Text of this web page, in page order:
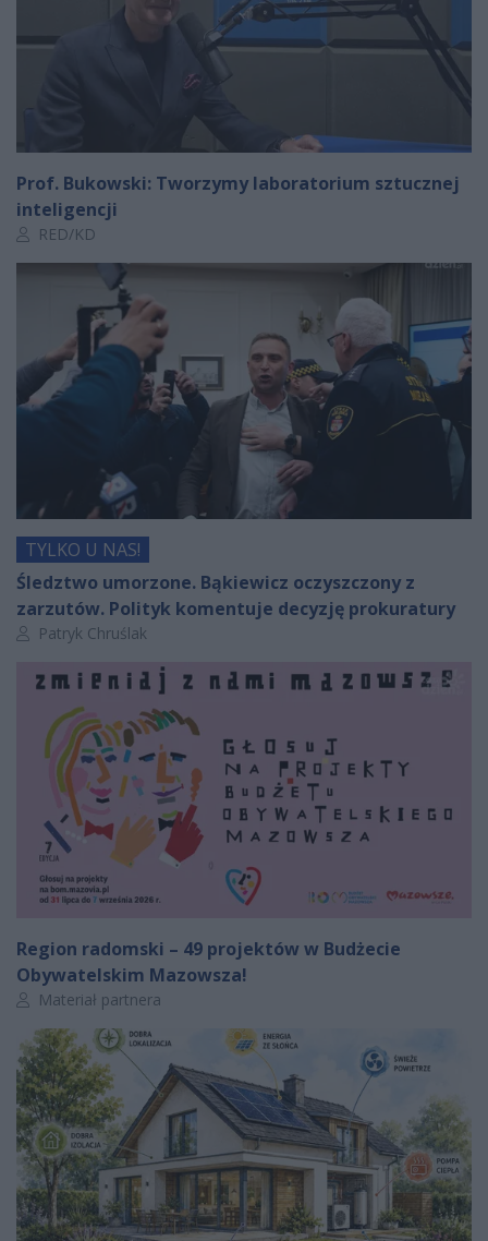
Prof. Bukowski: Tworzymy laboratorium sztucznej
inteligencji
Autor artykułu:
RED/KD
TYLKO U NAS!
Śledztwo umorzone. Bąkiewicz oczyszczony z
zarzutów. Polityk komentuje decyzję prokuratury
Autor artykułu:
Patryk Chruślak
Region radomski – 49 projektów w Budżecie
Obywatelskim Mazowsza!
Autor artykułu:
Materiał partnera